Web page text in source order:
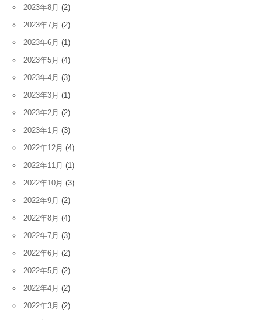
2023年8月 (2)
2023年7月 (2)
2023年6月 (1)
2023年5月 (4)
2023年4月 (3)
2023年3月 (1)
2023年2月 (2)
2023年1月 (3)
2022年12月 (4)
2022年11月 (1)
2022年10月 (3)
2022年9月 (2)
2022年8月 (4)
2022年7月 (3)
2022年6月 (2)
2022年5月 (2)
2022年4月 (2)
2022年3月 (2)